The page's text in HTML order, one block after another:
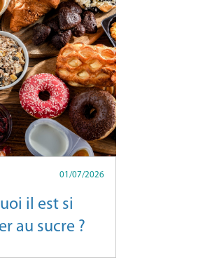
01/07/2026
il est si
au sucre ?